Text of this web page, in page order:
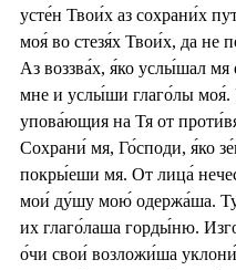
усте́н Твои́х аз сохрани́х
моя́ во стезя́х Твои́х, да не
Аз воззва́х, я́ко услы́шал
мне и услы́ши глаго́лы моя́.
упова́ющия на Тя от
Сохрани́ мя, Го́споди, я́ко
покры́еши мя. От лица́
мои́ ду́шу мою́ одержа́ша.
их глаго́лаша горды́ню.
о́чи свои́ возложи́ша